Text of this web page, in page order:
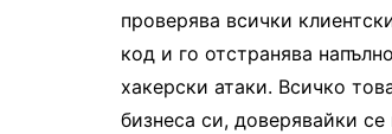
проверява всички
код и го отстранява
хакерски атаки. Всичко
бизнеса си, доверявайки